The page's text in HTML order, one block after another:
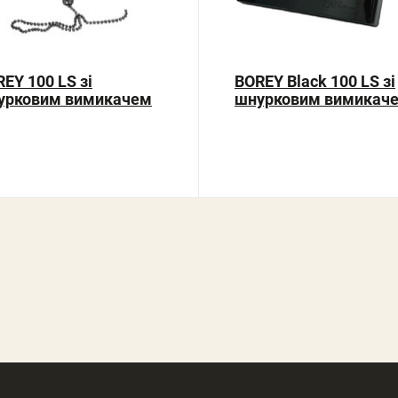
100 LS зі
вимикачем
BOREY Black 100 LS зі
шнурковим